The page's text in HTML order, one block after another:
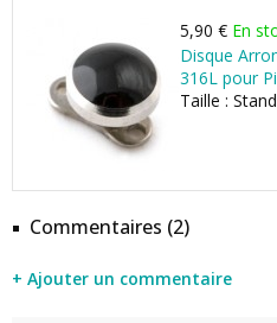
5,90 € En
Disque
316L pour
Taille :
Commentaires (2)
+ Ajouter un commentaire